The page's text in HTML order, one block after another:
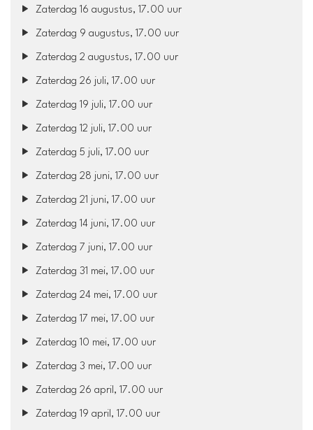
Zaterdag 16 augustus, 17.00 uur
Zaterdag 9 augustus, 17.00 uur
Zaterdag 2 augustus, 17.00 uur
Zaterdag 26 juli, 17.00 uur
Zaterdag 19 juli, 17.00 uur
Zaterdag 12 juli, 17.00 uur
Zaterdag 5 juli, 17.00 uur
Zaterdag 28 juni, 17.00 uur
Zaterdag 21 juni, 17.00 uur
Zaterdag 14 juni, 17.00 uur
Zaterdag 7 juni, 17.00 uur
Zaterdag 31 mei, 17.00 uur
Zaterdag 24 mei, 17.00 uur
Zaterdag 17 mei, 17.00 uur
Zaterdag 10 mei, 17.00 uur
Zaterdag 3 mei, 17.00 uur
Zaterdag 26 april, 17.00 uur
Zaterdag 19 april, 17.00 uur